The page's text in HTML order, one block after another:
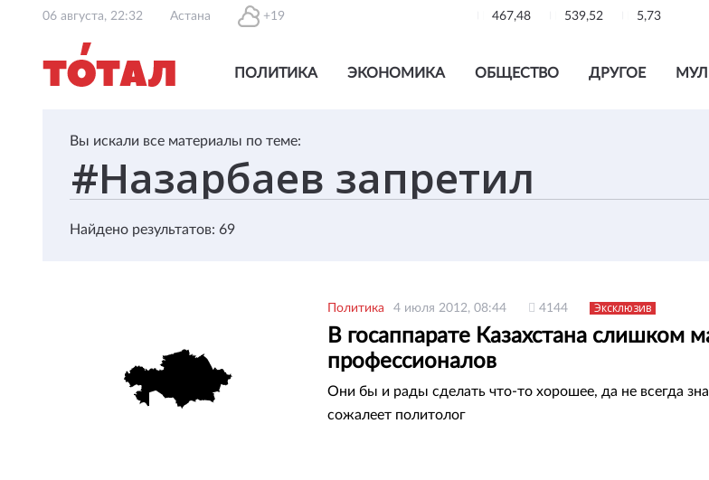
06 августа, 22:32 Астана +19 467,48 539,52 5,73
ПОЛИТИКА ЭКОНОМИКА ОБЩЕСТВО ДРУГОЕ
Вы искали все материалы по теме:
Найдено результатов: 69
Политика 4 июля 2012, 08:44 4144 Эксклюзив
В госаппарате Казахстана слишком
профессионалов
Они бы и рады сделать что-то хорошее, да не всегда
сожалеет политолог